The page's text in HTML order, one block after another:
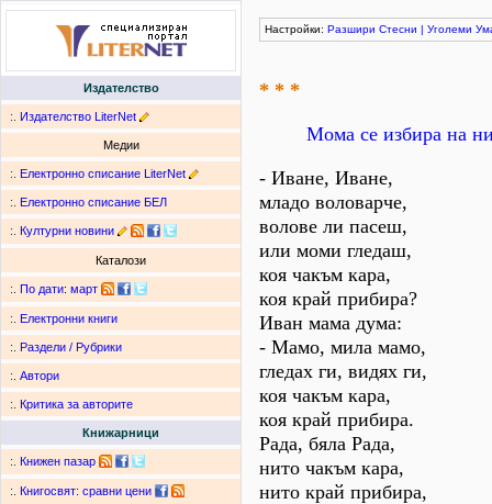
Издателство
:. Издателство LiterNet
Медии
:. Електронно списание LiterNet
:. Електронно списание БЕЛ
:. Културни новини
Каталози
:. По дати: март
:. Електронни книги
:. Раздели / Рубрики
:. Автори
:. Критика за авторите
Книжарници
:. Книжен пазар
:. Книгосвят: сравни цени
Настройки: Разшири Стесни | Уголеми
* * *
Мома се избира на
- Иване, Иване,
младо воловарче,
волове ли пасеш,
или моми гледаш,
коя чакъм кара,
коя край прибира?
Иван мама дума:
- Мамо, мила мамо,
гледах ги, видях ги,
коя чакъм кара,
коя край прибира.
Рада, бяла Рада,
нито чакъм кара,
нито край прибира,